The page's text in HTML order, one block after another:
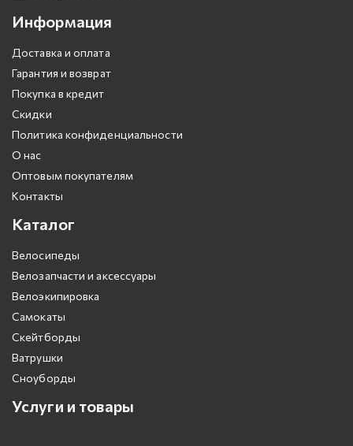
Информация
Доставка и оплата
Гарантия и возврат
Покупка в кредит
Скидки
Политика конфиденциальности
О нас
Оптовым покупателям
Контакты
Каталог
Велосипеды
Велозапчасти и аксессуары
Велоэкипировка
Самокаты
Скейтборды
Ватрушки
Сноуборды
Услуги и товары